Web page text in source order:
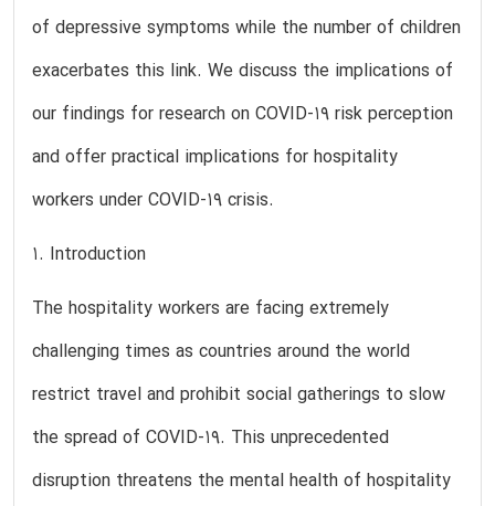
of depressive symptoms while the number of children
exacerbates this link. We discuss the implications of
our findings for research on COVID-19 risk perception
and offer practical implications for hospitality
workers under COVID-19 crisis.
1. Introduction
The hospitality workers are facing extremely
challenging times as countries around the world
restrict travel and prohibit social gatherings to slow
the spread of COVID-19. This unprecedented
disruption threatens the mental health of hospitality